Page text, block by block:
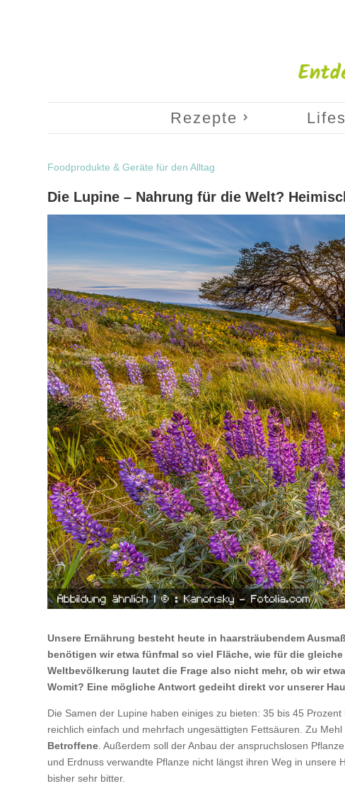
Rezepte
Foodprodukte & Geräte für den Alltag
Die Lupine – Nahrung für die Welt?
Unsere Ernährung besteht heute in haarsträubendem
benötigen wir etwa fünfmal so viel Fläche, wie für die
Weltbevölkerung lautet die Frage also nicht mehr, ob wir
Womit? Eine mögliche Antwort gedeiht direkt vor unserer
Die Samen der Lupine haben einiges zu bieten: 35 bis 45 Prozent
reichlich einfach und mehrfach ungesättigten Fettsäuren. Zu
Betroffene . Außerdem soll der Anbau der anspruchslosen
und Erdnuss verwandte Pflanze nicht längst ihren Weg in
bisher sehr bitter.